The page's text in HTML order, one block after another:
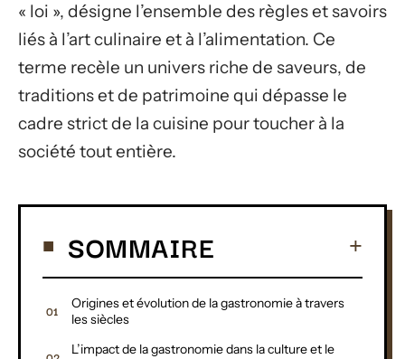
« loi », désigne l’ensemble des règles et savoirs
liés à l’art culinaire et à l’alimentation. Ce
terme recèle un univers riche de saveurs, de
traditions et de patrimoine qui dépasse le
cadre strict de la cuisine pour toucher à la
société tout entière.
SOMMAIRE
Origines et évolution de la gastronomie à travers
les siècles
L’impact de la gastronomie dans la culture et le